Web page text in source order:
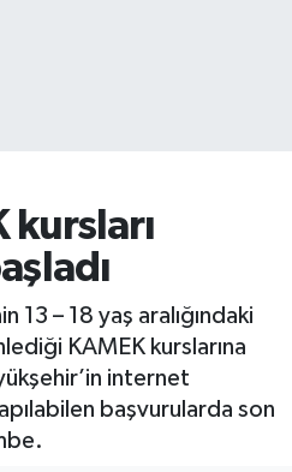
kursları
13 – 18 yaş aralığındaki
KAMEK kurslarına
internet
başvurularda son